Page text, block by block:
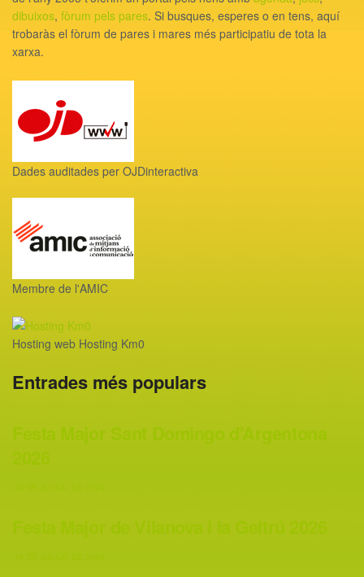
dibuixos, fòrum pels pares. Si busques, esperes o en tens, aquí
trobaràs el fòrum de pares i mares més participatiu de tota la
xarxa.
Dades auditades per OJDinteractiva
Membre de l'AMIC
Hosting web Hosting Km0
Entrades més populars